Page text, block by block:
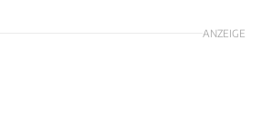
ANZEIGE